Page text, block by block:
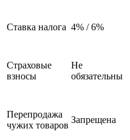
Ставка налога 4% / 6%
Страховые
взносы
Не
обязательны
Перепродажа
чужих товаров
Запрещена